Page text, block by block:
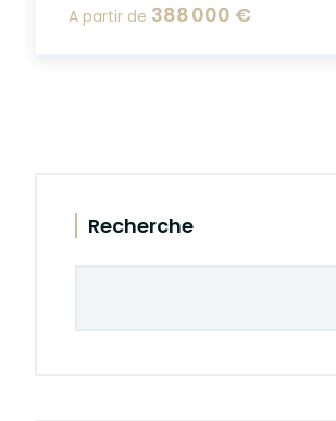
A partir de 388 000 €
Sidebar
Recherche